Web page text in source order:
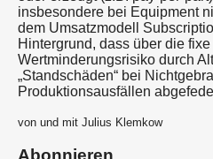
insbesondere bei Equipment
dem Umsatzmodell
Hintergrund, dass über die
Wertminderungsrisiko durch
„Standschäden“ bei
Produktionsausfällen
von und mit Julius Klemkow